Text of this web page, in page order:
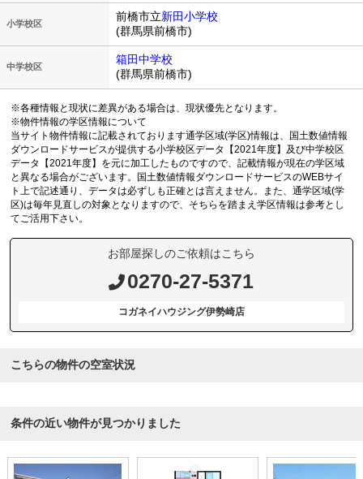
小学校区
前橋市立新田小学校
(群馬県前橋市)
中学校区
箱田中学校
(群馬県前橋市)
※各種情報と現状に差異がある場合は、現状優先となります。
※物件情報の学区情報について
当サイト物件情報に記載されております通学区域(学区)情報は、国土数値情報
ダウンロードサービスが提供する小学校区データ【2021年度】及び中学校区
データ【2021年度】を元に加工したものですので、記載情報が現在の学区域
と異なる場合がございます。国土数値情報ダウンロードサービスのWEBサイ
ト上で記述通り、データは必ずしも正確とは言えません。また、通学区域(学
区)は毎年見直しの対象となりますので、そちらを踏まえ学区情報は参考とし
てご活用下さい。
お部屋探しのご依頼はこちら
0270-27-5371
コガネイハウジング伊勢崎店
こちらの物件の空室状況
条件の近い物件が見つかりました